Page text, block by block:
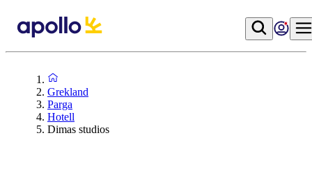
Grekland
Parga
Hotell
Dimas studios